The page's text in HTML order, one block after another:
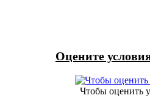
Оцените
Чтобы оценить